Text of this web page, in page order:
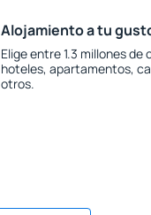
Alojamiento a tu
Elige entre 1.3 millones de
hoteles, apartamentos,
otros.